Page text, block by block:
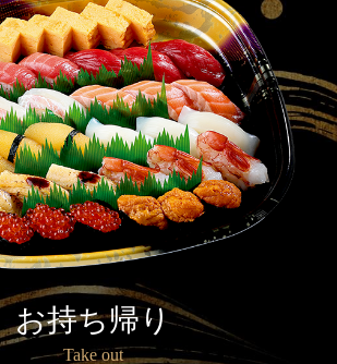
お持ち帰り
Take out